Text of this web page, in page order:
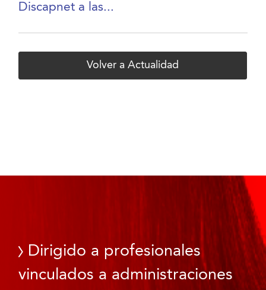
Discapnet a las...
Volver a Actualidad
Dirigido a profesionales
vinculados a administraciones